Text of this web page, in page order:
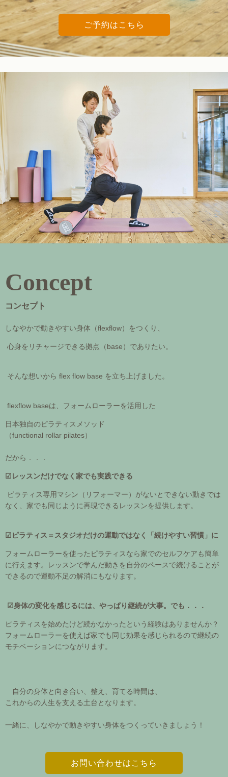
ご予約はこちら
Concept
コンセプト
しなやかで動きやすい身体（flexflow）をつくり、
心身をリチャージできる拠点（base）でありたい。
そんな想いから flex flow base を立ち上げました。
flexflow baseは、フォームローラーを活用した
日本独自のピラティスメソッド
（functional rollar pilates）
だから．．．
☑レッスンだけでなく家でも実践できる
ピラティス専用マシン（リフォーマー）がないとできない動きでは
なく、家でも同じように再現できるレッスンを提供します。
☑ピラティス＝スタジオだけの運動ではなく「続けやすい習慣」に
フォームローラーを使ったピラティスなら家でのセルフケアも簡単
に行えます。レッスンで学んだ動きを自分のペースで続けることが
できるので運動不足の解消にもなります。
☑身体の変化を感じるには、やっぱり継続が大事。でも．．．
ピラティスを始めたけど続かなかったという経験はありませんか？
フォームローラーを使えば家でも同じ効果を感じられるので継続の
モチベーションにつながります。
自分の身体と向き合い、整え、育てる時間は、
これからの人生を支える土台となります。
一緒に、しなやかで動きやすい身体をつくっていきましょう！
お問い合わせはこちら